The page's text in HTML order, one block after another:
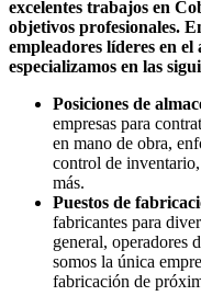
excelentes trabajos en
objetivos profesionales.
empleadores líderes en
especializamos en las
Posiciones de
empresas para
en mano de obra,
control de
más.
Puestos de
fabricantes para
general, operadores
somos la única
fabricación de